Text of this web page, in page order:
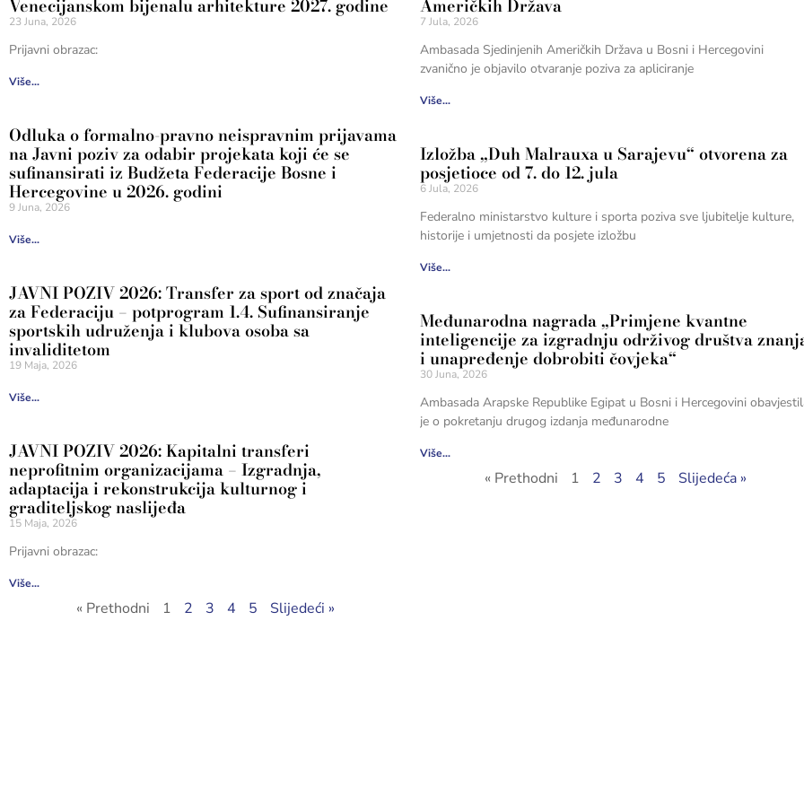
Venecijanskom bijenalu arhitekture 2027. godine
23 Juna, 2026
Prijavni obrazac:
Više...
Odluka o formalno-pravno neispravnim prijavama
na Javni poziv za odabir projekata koji će se
sufinansirati iz Budžeta Federacije Bosne i
Hercegovine u 2026. godini
9 Juna, 2026
Više...
JAVNI POZIV 2026: Transfer za sport od značaja
za Federaciju – potprogram 1.4. Sufinansiranje
sportskih udruženja i klubova osoba sa
invaliditetom
19 Maja, 2026
Više...
JAVNI POZIV 2026: Kapitalni transferi
neprofitnim organizacijama – Izgradnja,
adaptacija i rekonstrukcija kulturnog i
graditeljskog naslijeđa
15 Maja, 2026
Prijavni obrazac:
Više...
« Prethodni 1 2 3 4 5 Slijedeći »
Američkih Država
7 Jula, 2026
Ambasada Sjedinjenih Američkih Država u Bosni i Hercegovini
zvanično je objavilo otvaranje poziva za apliciranje
Više...
Izložba „Duh Malrauxa u Sarajevu“ otvorena za
posjetioce od 7. do 12. jula
6 Jula, 2026
Federalno ministarstvo kulture i sporta poziva sve ljubitelje kulture,
historije i umjetnosti da posjete izložbu
Više...
Međunarodna nagrada „Primjene kvantne
inteligencije za izgradnju održivog društva
i unapređenje dobrobiti čovjeka“
30 Juna, 2026
Ambasada Arapske Republike Egipat u Bosni i Hercegovini
je o pokretanju drugog izdanja međunarodne
Više...
« Prethodni 1 2 3 4 5 Slijedeća »